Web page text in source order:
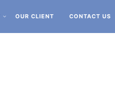
OUR CLIENT CONTACT US